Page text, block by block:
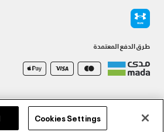
طرق الدفع المعتمدة
©2026 الحقوق محفوظة لشركة اثلوسيتي ش.ذ.م.م، سياسة
Cookies Settings